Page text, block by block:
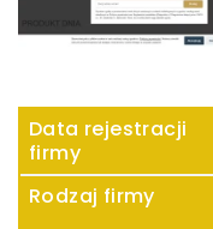
Data rejestracji
firmy
Rodzaj firmy